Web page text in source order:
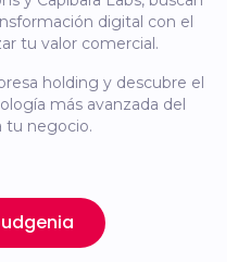
digital con el
tu valor comercial.
holding y descubre el
más avanzada del
tu negocio.